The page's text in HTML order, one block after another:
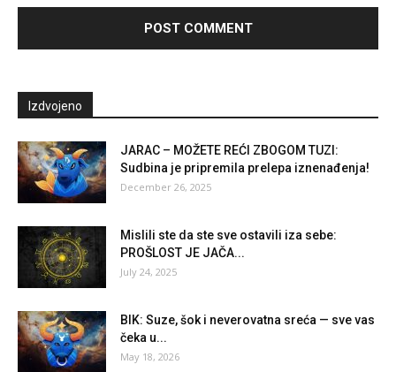
Izdvojeno
JARAC – MOŽETE REĆI ZBOGOM TUZI:
Sudbina je pripremila prelepa iznenađenja!
December 26, 2025
Mislili ste da ste sve ostavili iza sebe:
PROŠLOST JE JAČA...
July 24, 2025
BIK: Suze, šok i neverovatna sreća — sve vas
čeka u...
May 18, 2026